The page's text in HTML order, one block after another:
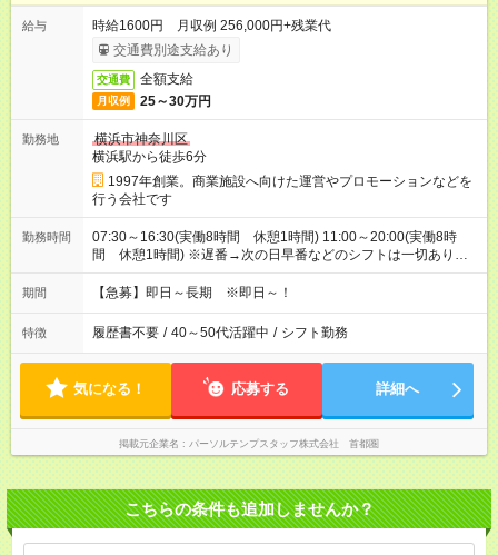
給与
時給1600円 月収例 256,000円+残業代
交通費別途支給あり
交通費 全額支給
月収例 25～30万円
勤務地
横浜市神奈川区
横浜駅から徒歩6分
1997年創業。商業施設へ向けた運営やプロモーションなどを
行う会社です
勤務時間
07:30～16:30(実働8時間 休憩1時間) 11:00～20:00(実働8時
間 休憩1時間) ※遅番→次の日早番などのシフトは一切ありま
せんのでご安心ください。
期間 【急募】即日～長期 ※即日～！
特徴 履歴書不要 / 40～50代活躍中 / シフト勤務
気になる！ 応募する 詳細へ
掲載元企業名 パーソルテンプスタッフ株式会社 首都圏
こちらの条件も追加しませんか？